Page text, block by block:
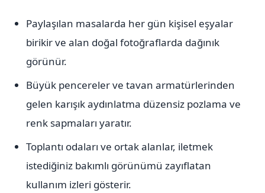
Paylaşılan masalarda her gün kişisel eşyalar
birikir ve alan doğal fotoğraflarda dağınık
görünür.
Büyük pencereler ve tavan armatürlerinden
gelen karışık aydınlatma düzensiz pozlama ve
renk sapmaları yaratır.
Toplantı odaları ve ortak alanlar, iletmek
istediğiniz bakımlı görünümü zayıflatan
kullanım izleri gösterir.